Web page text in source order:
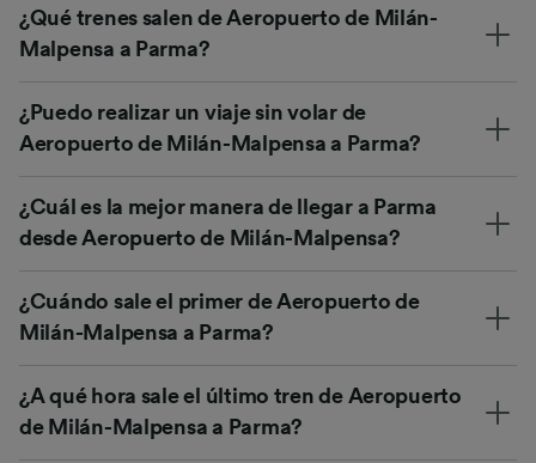
¿Qué trenes salen de Aeropuerto de Milán-
Malpensa a Parma?
¿Puedo realizar un viaje sin volar de
Aeropuerto de Milán-Malpensa a Parma?
¿Cuál es la mejor manera de llegar a Parma
desde Aeropuerto de Milán-Malpensa?
¿Cuándo sale el primer de Aeropuerto de
Milán-Malpensa a Parma?
¿A qué hora sale el último tren de Aeropuerto
de Milán-Malpensa a Parma?